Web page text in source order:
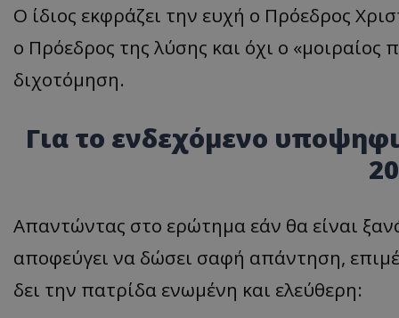
Ο ίδιος εκφράζει την ευχή ο Πρόεδρος
ο Πρόεδρος της λύσης και όχι ο «μοιραίος
διχοτόμηση.
Για το ενδεχόμενο
Απαντώντας στο ερώτημα εάν θα είναι
αποφεύγει να δώσει σαφή απάντηση,
δει την πατρίδα ενωμένη και ελεύθερη:
__cf_bm
__cf_bm